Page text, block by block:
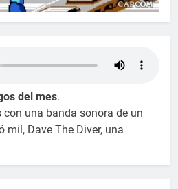
del mes.
una banda sonora de un
mil, Dave The Diver, una